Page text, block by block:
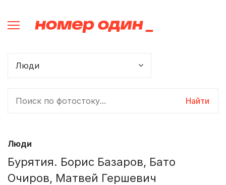
Найти
Люди
Бурятия. Борис Базаров, Бато
Очиров, Матвей Гершевич